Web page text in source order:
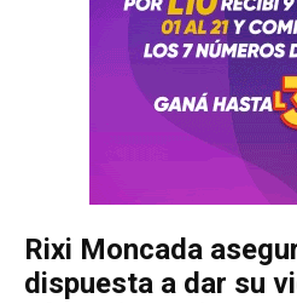
Partidos Políticos
Partido Liberal
Unificación Democrática
Anticorrupción
Partidos Políticos
Partido Liberal
Unificación Democrática
Anticorrupción
Rixi Moncada
dispuesta a dar su